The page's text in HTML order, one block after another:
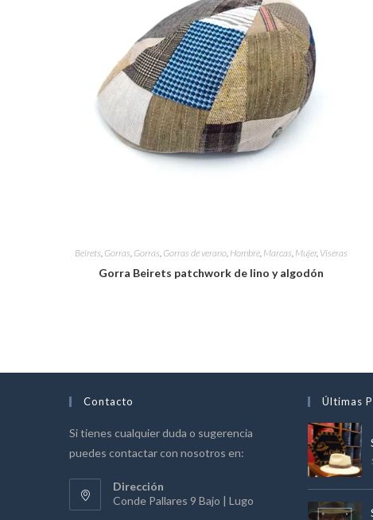
Beirets, Gorras, Gorras, Gorras de verano, Hombre, Marcas, Mujer, Viseras
Gorra Beirets patchwork de lino y algodón
Contacto
Si tienes cualquier duda o sugerencia
puedes contactar con nosotros en:
Dirección
Conde Pallares 9 Bajo | Lugo
Últimas